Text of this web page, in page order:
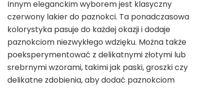
Innym eleganckim wyborem jest klasyczny
czerwony lakier do paznokci. Ta ponadczasowa
kolorystyka pasuje do każdej okazji i dodaje
paznokciom niezwykłego wdzięku. Można także
poeksperymentować z delikatnymi złotymi lub
srebrnymi wzorami, takimi jak paski, groszki czy
delikatne zdobienia, aby dodać paznokciom